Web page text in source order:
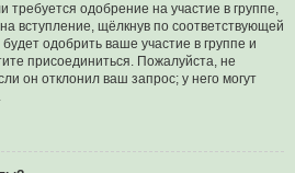
требуется одобрение на участие в группе,
вступление, щёлкнув по соответствующей
одобрить ваше участие в группе и
присоединиться. Пожалуйста, не
он отклонил ваш запрос; у него могут